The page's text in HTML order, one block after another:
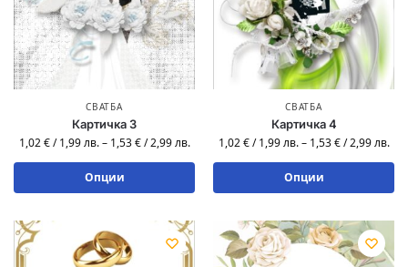
СВАТБА
Картичка 3
1,02€ /1,99лв. – 1,53€ /2,99лв.
Опции
СВАТБА
Картичка 4
1,02€ /1,99лв. – 1,53€ /2,99лв.
Опции